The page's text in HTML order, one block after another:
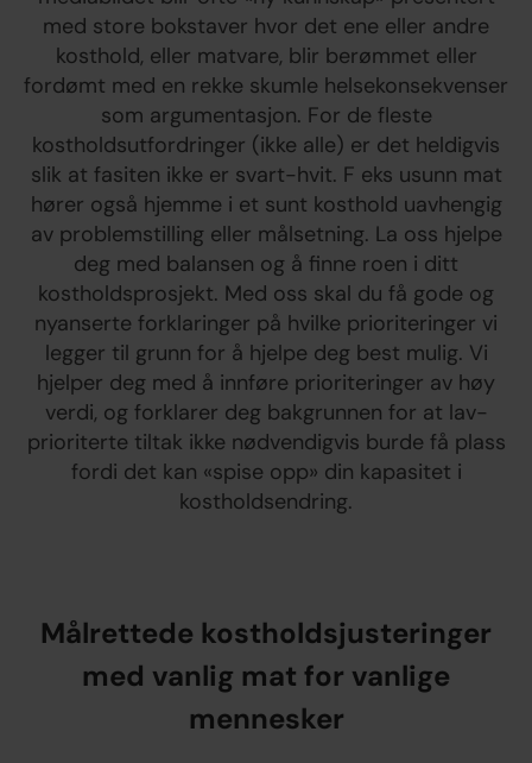
med store bokstaver hvor det ene eller andre
kosthold, eller matvare, blir berømmet eller
fordømt med en rekke skumle helsekonsekvenser
som argumentasjon. For de fleste
kostholdsutfordringer (ikke alle) er det heldigvis
slik at fasiten ikke er svart-hvit. F eks usunn mat
hører også hjemme i et sunt kosthold uavhengig
av problemstilling eller målsetning. La oss hjelpe
deg med balansen og å finne roen i ditt
kostholdsprosjekt. Med oss skal du få gode og
nyanserte forklaringer på hvilke prioriteringer vi
legger til grunn for å hjelpe deg best mulig. Vi
hjelper deg med å innføre prioriteringer av høy
verdi, og forklarer deg bakgrunnen for at lav-
prioriterte tiltak ikke nødvendigvis burde få plass
fordi det kan «spise opp» din kapasitet i
kostholdsendring.
Målrettede kostholdsjusteringer
med vanlig mat for vanlige
mennesker